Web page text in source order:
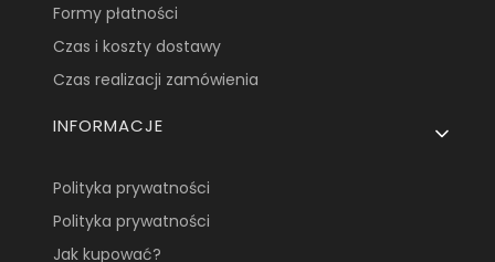
Formy płatności
Czas i koszty dostawy
Czas realizacji zamówienia
INFORMACJE
Polityka prywatności
Polityka prywatności
Jak kupować?